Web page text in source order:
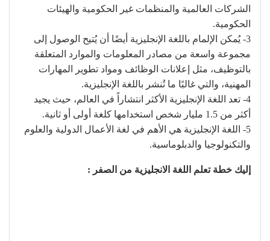
الشركات العالمية والمنظمات غير الحكومية والهيئات
الحكومية.
3- يُمكن الإلمام باللغة الإنجليزية أيضًا أن يُتيح الوصول إلى
مجموعة واسعة من مصادر المعلومات والموارد المتعلقة
بالتوظيف، مثل إعلانات الوظائف ومواد تطوير المهارات
المهنية، والتي غالبًا ما تُنشر باللغة الإنجليزية.
4- تعد اللغة الإنجليزية الأكثر انتشاراً في العالم، حيث يجيد
أكثر من 1.5 مليار شخص استخدامها كلغة أولى أو ثانية.
5- اللغة الإنجليزية هي الأهم في لغة الأعمال الدولية والعلوم
والتكنولوجيا والدبلوماسية.
إليك خطة تعلم اللغة الانجليزية من الصفر :